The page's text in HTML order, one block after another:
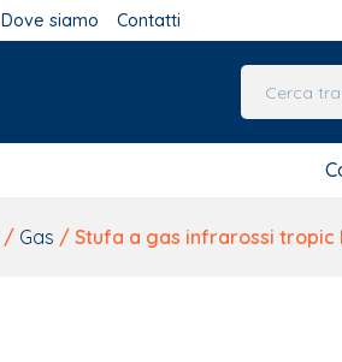
Dove siamo Contatti
/ Gas / Stufa a gas infrarossi tropic